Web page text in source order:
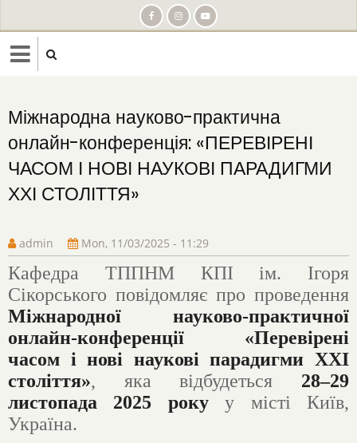
to
main
content
Міжнародна науково-практична
онлайн-конференція: «ПЕРЕВІРЕНІ
ЧАСОМ І НОВІ НАУКОВІ ПАРАДИГМИ
ХХІ СТОЛІТТЯ»
admin Mon, 11/03/2025 - 11:29
Кафедра ТППНМ КПІ ім. Ігоря
Сікорського повідомляє про проведення
Міжнародної науково-практичної
онлайн-конференції «Перевірені
часом і нові наукові парадигми ХХІ
століття», яка відбудеться 28–29
листопада 2025 рокуу місті Київ,
Україна.